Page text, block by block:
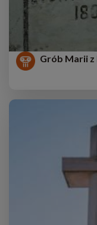
Grób Marii z